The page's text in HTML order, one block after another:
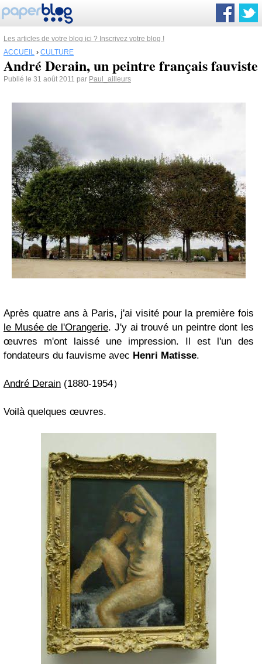
Les articles de votre blog ici ? Inscrivez votre blog !
ACCUEIL › CULTURE
André Derain, un peintre français fauviste
Publié le 31 août 2011 par Paul_ailleurs
Après quatre ans à Paris, j'ai visité pour la première fois
le Musée de l'Orangerie. J'y ai trouvé un peintre dont les
œuvres m'ont laissé une impression. Il est l'un des
fondateurs du fauvisme avec Henri Matisse.
André Derain (1880-1954）
Voilà quelques œuvres.